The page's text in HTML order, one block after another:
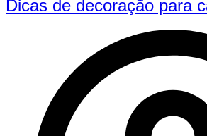
Dicas de decoração para